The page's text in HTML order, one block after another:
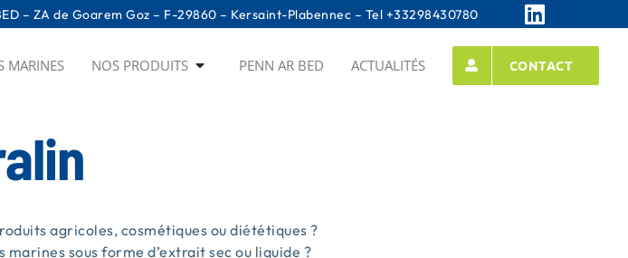
– ZA de Goarem Goz – F-29860 – Kersaint-Plabennec – Tel +33298430780
MARINES NOS PRODUITS PENN AR BED ACTUALITÉS CONTACT
agricoles, cosmétiques ou diététiques ?
sous forme d’extrait sec ou liquide ?